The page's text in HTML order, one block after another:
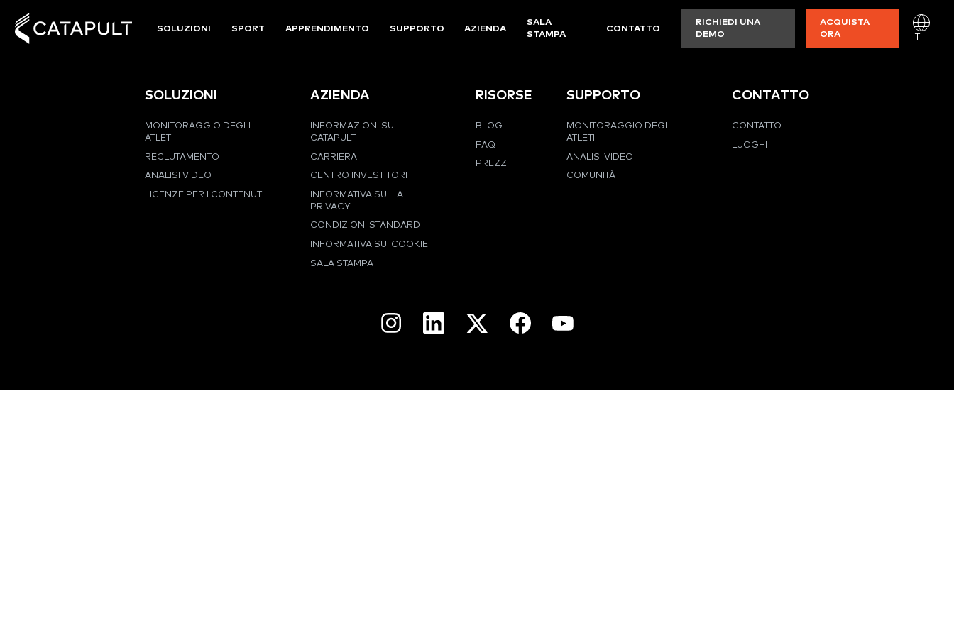
SOLUZIONI SPORT APPRENDIMENTO SUPPORTO AZIENDA
SALA
STAMPA
CONTATTO
RICHIEDI UNA
DEMO
ACQUISTA
ORA
IT
SOLUZIONI
MONITORAGGIO DEGLI
ATLETI
RECLUTAMENTO
ANALISI VIDEO
LICENZE PER I CONTENUTI
AZIENDA
INFORMAZIONI SU
CATAPULT
CARRIERA
CENTRO INVESTITORI
INFORMATIVA SULLA
PRIVACY
CONDIZIONI STANDARD
INFORMATIVA SUI COOKIE
SALA STAMPA
RISORSE
BLOG
FAQ
PREZZI
SUPPORTO
MONITORAGGIO DEGLI
ATLETI
ANALISI VIDEO
COMUNITÀ
CONTATTO
CONTATTO
LUOGHI